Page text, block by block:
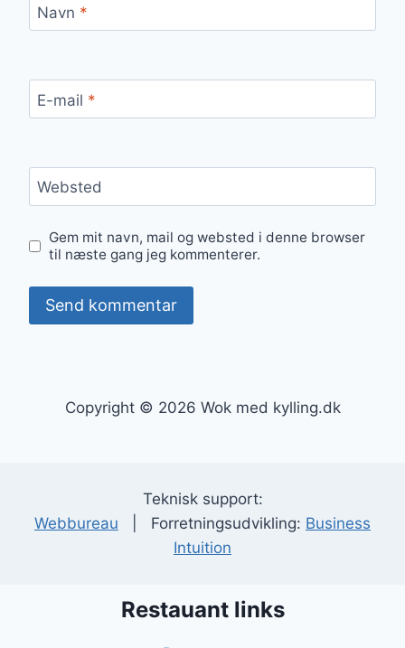
Navn *
E-mail *
Websted
Gem mit navn, mail og websted i denne browser
til næste gang jeg kommenterer.
Copyright © 2026 Wok med kylling.dk
Teknisk support:
Webbureau | Forretningsudvikling: Business
Intuition
Restauant links